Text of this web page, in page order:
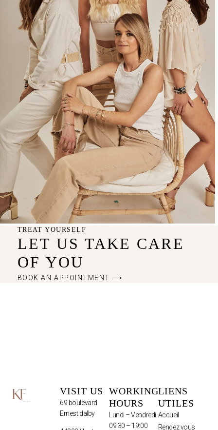
TREAT YOURSELF
LET US TAKE CARE
OF YOU
BOOK AN APPOINTMENT ⟶
VISIT US
69 boulevard
Ernest dalby
WORKING
HOURS
Lundi – Vendredi
09:30 – 19:00
LIENS
UTILES
Accueil
Rendez vous